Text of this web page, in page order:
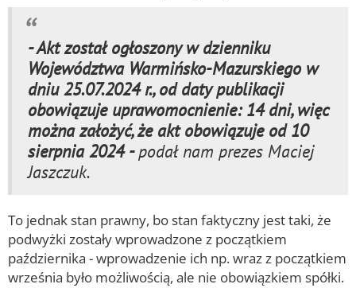
- Akt został ogłoszony w dzienniku
Województwa Warmińsko-Mazurskiego w
dniu 25.07.2024 r., od daty publikacji
obowiązuje uprawomocnienie: 14 dni, więc
można założyć, że akt obowiązuje od 10
sierpnia 2024 -podał nam prezes Maciej
Jaszczuk.
To jednak stan prawny, bo stan faktyczny jest taki, że
podwyżki zostały wprowadzone z początkiem
października - wprowadzenie ich np. wraz z początkiem
września było możliwością, ale nie obowiązkiem spółki.